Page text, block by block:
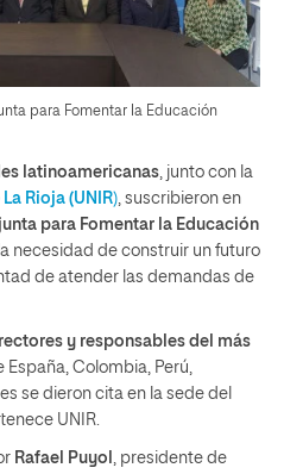
para Fomentar la Educación
latinoamericanas , junto con la
Rioja (UNIR) , suscribieron en
para Fomentar la Educación
necesidad de construir un futuro
de atender las demandas de
rectores y responsables del más
Colombia, Perú,
se dieron cita en la sede del
UNIR.
Rafael Puyol
, presidente de